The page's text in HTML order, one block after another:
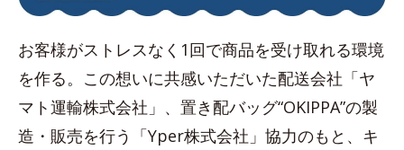
お客様がストレスなく1回で商品を受け取れる環境
を作る。この想いに共感いただいた配送会社「ヤ
マト運輸株式会社」、置き配バッグ“OKIPPA”の製
造・販売を行う「Yper株式会社」協力のもと、キ